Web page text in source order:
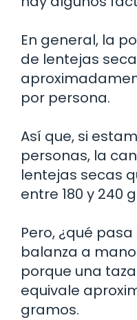
En general, la
de lentejas
por persona.
Así que, si
personas, la
lentejas secas
entre 180 y 240
Pero, ¿qué
balanza a
porque una
equivale
gramos.